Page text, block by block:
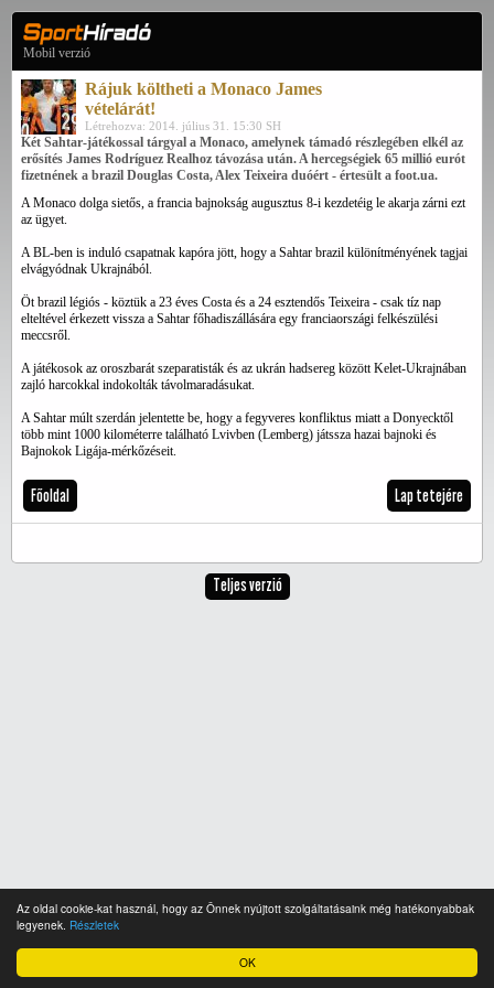
OK
Az oldal cookie-kat használ, hogy az Önnek nyújtott szolgáltatásaink még hatékonyabbak
legyenek. Részletek
Mobil verzió
Rájuk költheti a Monaco James
vételárát!
Létrehozva: 2014. július 31. 15:30 SH
Két Sahtar-játékossal tárgyal a Monaco, amelynek támadó részlegében elkél az
erősítés James Rodríguez Realhoz távozása után. A hercegségiek 65 millió eurót
fizetnének a brazil Douglas Costa, Alex Teixeira duóért - értesült a foot.ua.
A Monaco dolga sietős, a francia bajnokság augusztus 8-i kezdetéig le akarja zárni ezt
az ügyet.
A BL-ben is induló csapatnak kapóra jött, hogy a Sahtar brazil különítményének tagjai
elvágyódnak Ukrajnából.
Öt brazil légiós - köztük a 23 éves Costa és a 24 esztendős Teixeira - csak tíz nap
elteltével érkezett vissza a Sahtar főhadiszállására egy franciaországi felkészülési
meccsről.
A játékosok az oroszbarát szeparatisták és az ukrán hadsereg között Kelet-Ukrajnában
zajló harcokkal indokolták távolmaradásukat.
A Sahtar múlt szerdán jelentette be, hogy a fegyveres konfliktus miatt a Donyecktől
több mint 1000 kilométerre található Lvivben (Lemberg) játssza hazai bajnoki és
Bajnokok Ligája-mérkőzéseit.
Főoldal Lap tetejére
Teljes verzió